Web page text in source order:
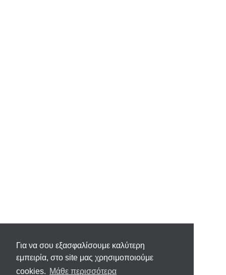
Για να σου εξασφαλίσουμε καλύτερη
εμπειρία, στο site μας χρησιμοποιούμε
cookies. Μάθε περισσότερα